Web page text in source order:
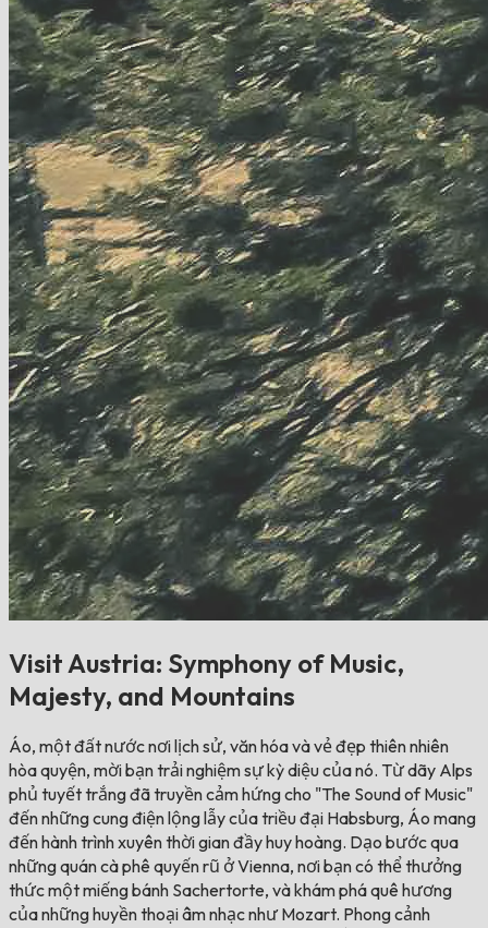
Visit Austria: Symphony of Music,
Majesty, and Mountains
Áo, một đất nước nơi lịch sử, văn hóa và vẻ đẹp thiên nhiên
hòa quyện, mời bạn trải nghiệm sự kỳ diệu của nó. Từ dãy Alps
phủ tuyết trắng đã truyền cảm hứng cho "The Sound of Music"
đến những cung điện lộng lẫy của triều đại Habsburg, Áo mang
đến hành trình xuyên thời gian đầy huy hoàng. Dạo bước qua
những quán cà phê quyến rũ ở Vienna, nơi bạn có thể thưởng
thức một miếng bánh Sachertorte, và khám phá quê hương
của những huyền thoại âm nhạc như Mozart. Phong cảnh